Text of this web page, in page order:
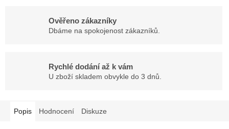
Ověřeno zákazníky
Dbáme na spokojenost zákazníků.
Rychlé dodání až k vám
U zboží skladem obvykle do 3 dnů.
Popis Hodnocení Diskuze